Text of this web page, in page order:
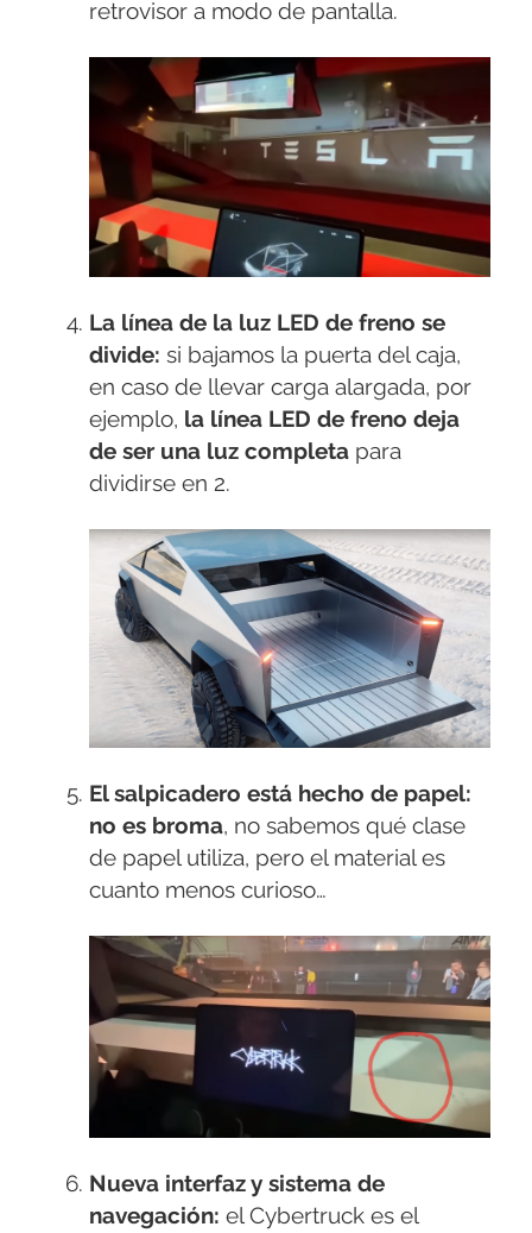
retrovisor a modo de pantalla.
La línea de la luz LED de freno se
divide: si bajamos la puerta del caja,
en caso de llevar carga alargada, por
ejemplo, la línea LED de freno deja
de ser una luz completa para
dividirse en 2.
El salpicadero está hecho de papel:
no es broma, no sabemos qué clase
de papel utiliza, pero el material es
cuanto menos curioso…
Nueva interfaz y sistema de
navegación: el Cybertruck es el